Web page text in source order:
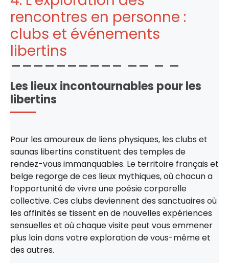
rencontres en personne :
clubs et événements
libertins
Les lieux incontournables pour les
libertins
Pour les amoureux de liens physiques, les clubs et
saunas libertins constituent des temples de
rendez-vous immanquables. Le territoire français et
belge regorge de ces lieux mythiques, où chacun a
l’opportunité de vivre une poésie corporelle
collective. Ces clubs deviennent des sanctuaires où
les affinités se tissent en de nouvelles expériences
sensuelles et où chaque visite peut vous emmener
plus loin dans votre exploration de vous-même et
des autres.